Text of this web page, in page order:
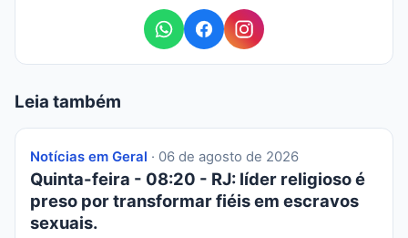
Leia também
Notícias em Geral · 06 de agosto de 2026
Quinta-feira - 08:20 - RJ: líder religioso é
preso por transformar fiéis em escravos
sexuais.